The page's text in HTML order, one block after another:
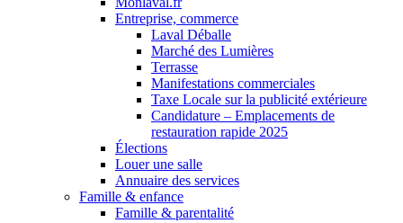
Entreprise, commerce
Laval Déballe
Marché des Lumières
Terrasse
Manifestations commerciales
Taxe Locale sur la publicité extérieure
Candidature – Emplacements de
restauration rapide 2025
Élections
Louer une salle
Annuaire des services
Famille & enfance
Famille & parentalité